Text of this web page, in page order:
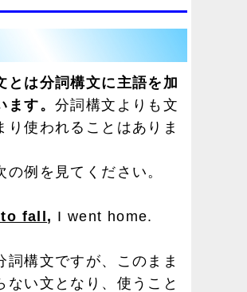
とは分詞構文に主語を加
ます。 分詞構文よりも文
り使われることはありま
例を見てください。
fall, I went home.
構文ですが、このまま
ない文となり、使うこと